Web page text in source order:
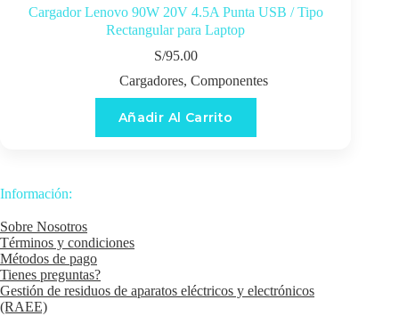
Cargador Lenovo 90W 20V 4.5A Punta USB / Tipo
Rectangular para Laptop
S/95.00
Cargadores, Componentes
Añadir Al Carrito
Información:
Sobre Nosotros
Términos y condiciones
Métodos de pago
Tienes preguntas?
Gestión de residuos de aparatos eléctricos y electrónicos
(RAEE)